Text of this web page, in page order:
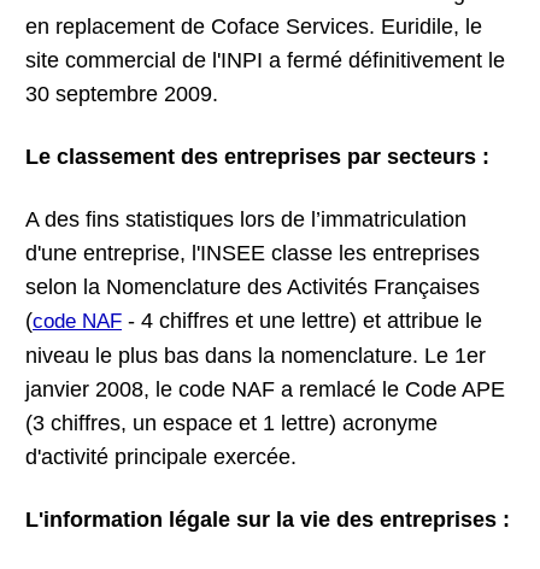
en replacement de Coface Services. Euridile, le
site commercial de l'INPI a fermé définitivement le
30 septembre 2009.
Le classement des entreprises par secteurs :
A des fins statistiques lors de l’immatriculation
d'une entreprise, l'INSEE classe les entreprises
selon la Nomenclature des Activités Françaises
(code NAF - 4 chiffres et une lettre) et attribue le
niveau le plus bas dans la nomenclature. Le 1er
janvier 2008, le code NAF a remlacé le Code APE
(3 chiffres, un espace et 1 lettre) acronyme
d'activité principale exercée.
L'information légale sur la vie des entreprises :